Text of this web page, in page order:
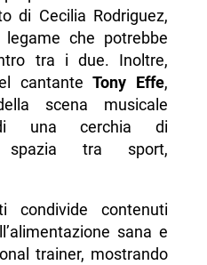
di Cecilia Rodriguez,
che potrebbe
tra i due. Inoltre,
cantanteTony Effe,
scena musicale
una cerchia di
spazia tra sport,
condivide contenuti
sana e
trainer, mostrando